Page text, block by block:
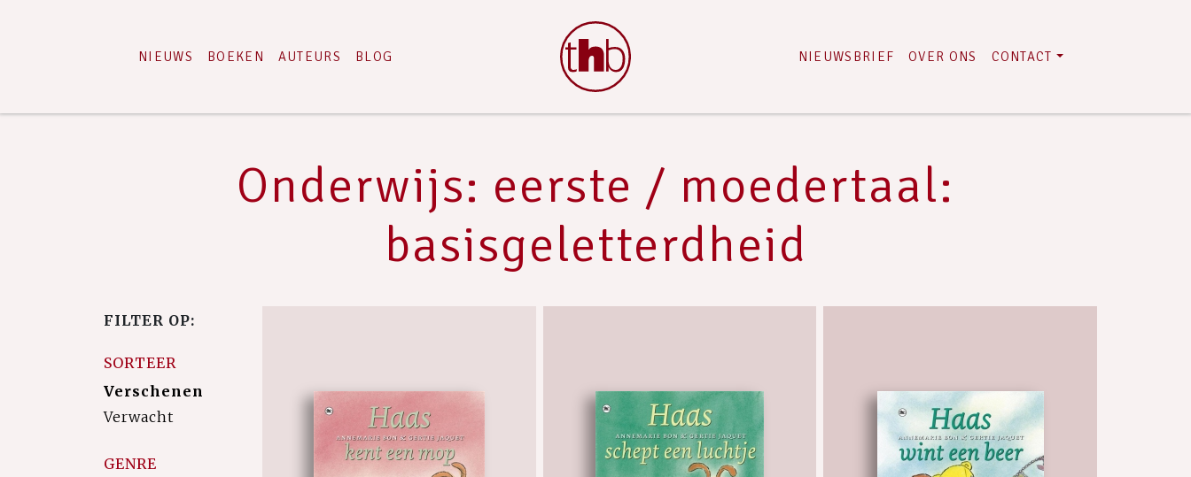
NIEUWS BOEKEN AUTEURS BLOG NIEUWSBRIEF OVER ONS CONTACT
Onderwijs: eerste / moedertaal:
basisgeletterdheid
FILTER OP:
SORTEER
Verschenen
Verwacht
GENRE